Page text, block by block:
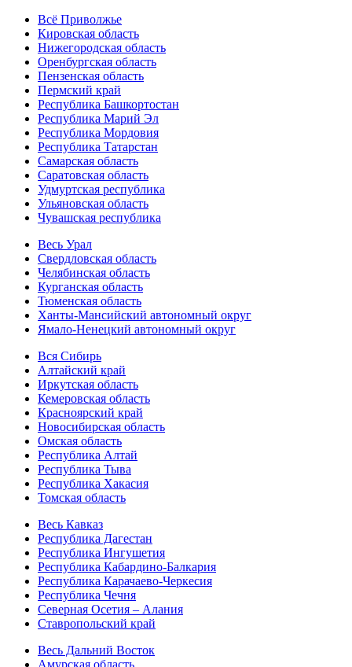
Всё Приволжье
Кировская область
Нижегородская область
Оренбургская область
Пензенская область
Пермский край
Республика Башкортостан
Республика Марий Эл
Республика Мордовия
Республика Татарстан
Самарская область
Саратовская область
Удмуртская республика
Ульяновская область
Чувашская республика
Весь Урал
Свердловская область
Челябинская область
Курганская область
Тюменская область
Ханты-Мансийский автономный округ
Ямало-Ненецкий автономный округ
Вся Сибирь
Алтайский край
Иркутская область
Кемеровская область
Красноярский край
Новосибирская область
Омская область
Республика Алтай
Республика Тыва
Республика Хакасия
Томская область
Весь Кавказ
Республика Дагестан
Республика Ингушетия
Республика Кабардино-Балкария
Республика Карачаево-Черкесия
Республика Чечня
Северная Осетия – Алания
Ставропольский край
Весь Дальний Восток
Амурская область